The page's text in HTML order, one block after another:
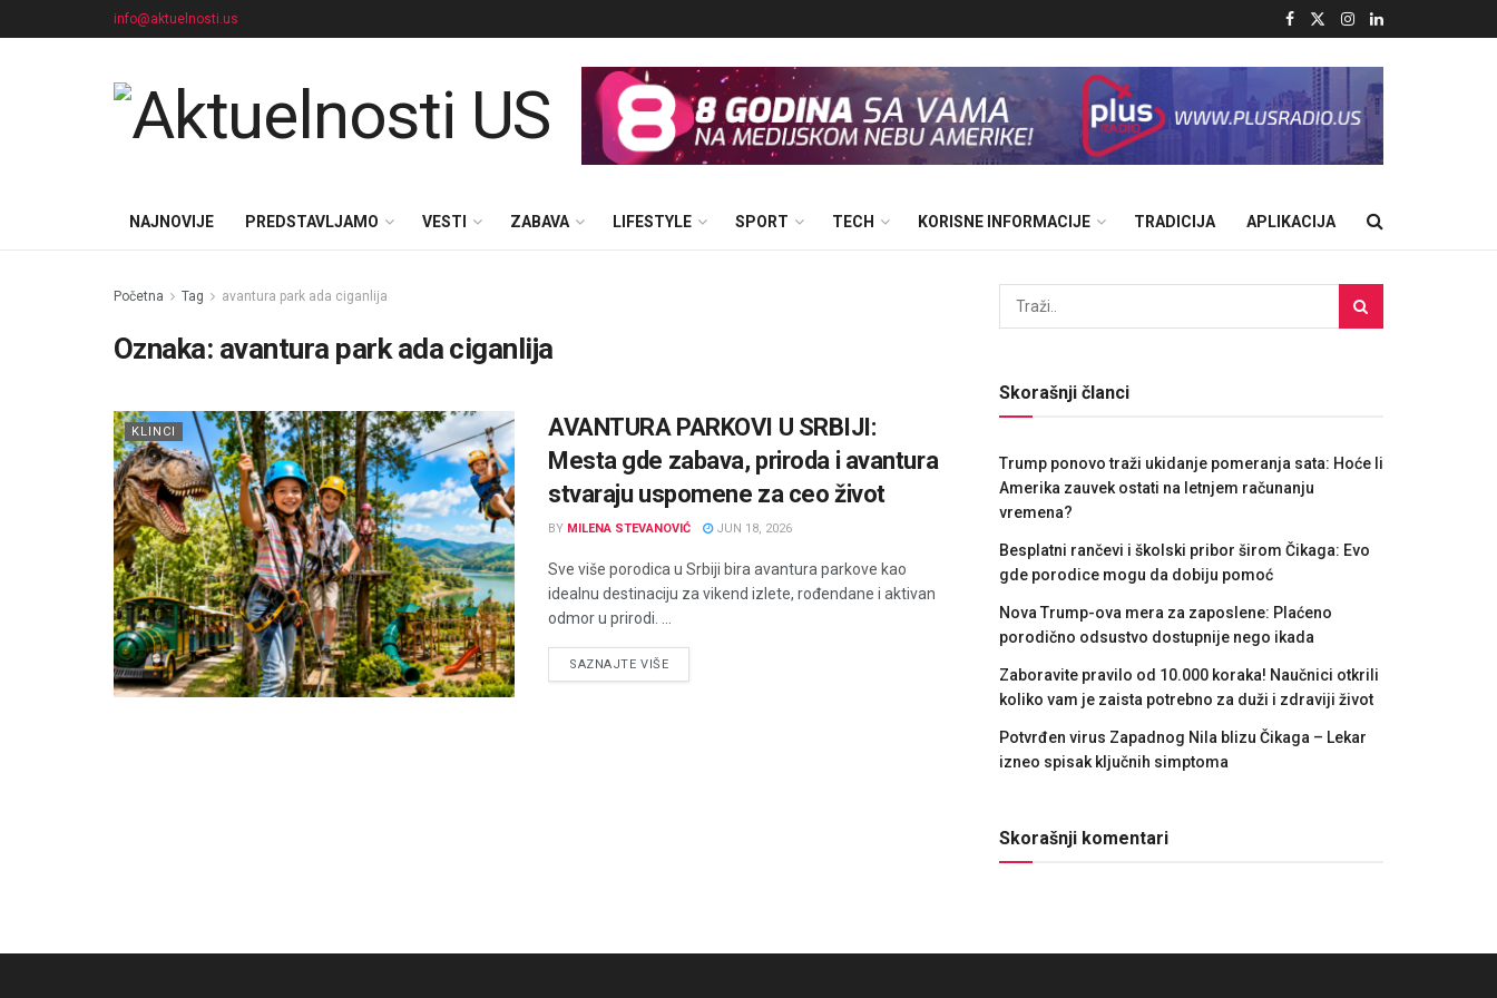
info@aktuelnosti.us
NAJNOVIJE PREDSTAVLJAMO VESTI ZABAVA LIFESTYLE SPORT TECH KORISNE INFORMACIJE TRADICIJA APLIKACIJA
Početna Tag avantura park ada ciganlija
Oznaka: avantura park ada ciganlija
KLINCI
AVANTURA PARKOVI U SRBIJI:
Mesta gde zabava, priroda i avantura
stvaraju uspomene za ceo život
BY MILENA STEVANOVIĆ JUN 18, 2026
Sve više porodica u Srbiji bira avantura parkove kao
idealnu destinaciju za vikend izlete, rođendane i aktivan
odmor u prirodi. ...
SAZNAJTE VIŠEDETAILS
Skorašnji članci
Trump ponovo traži ukidanje pomeranja sata: Hoće li
Amerika zauvek ostati na letnjem računanju
vremena?
Besplatni rančevi i školski pribor širom Čikaga: Evo
gde porodice mogu da dobiju pomoć
Nova Trump-ova mera za zaposlene: Plaćeno
porodično odsustvo dostupnije nego ikada
Zaboravite pravilo od 10.000 koraka! Naučnici otkrili
koliko vam je zaista potrebno za duži i zdraviji život
Potvrđen virus Zapadnog Nila blizu Čikaga – Lekar
izneo spisak ključnih simptoma
Skorašnji komentari